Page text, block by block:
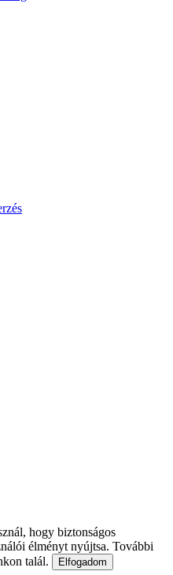
hogy biztonságos
élményt nyújtsa. További
talál. Elfogadom